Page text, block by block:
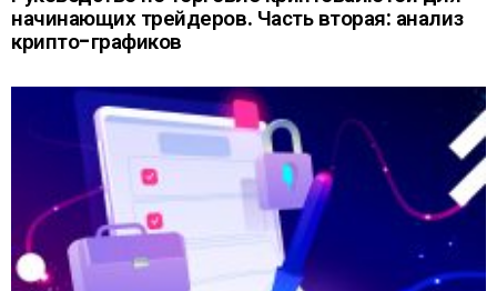
начинающих трейдеров. Часть вторая: анализ
крипто-графиков